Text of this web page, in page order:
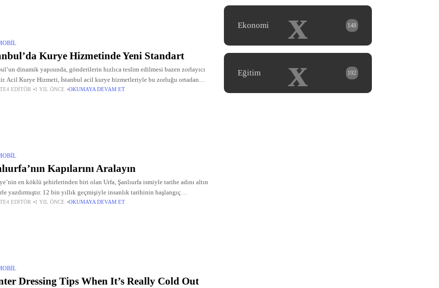
Kurye Hizmetinde Yeni Standart
dinamik yapısında, gönderilerin hızlıca teslim edilmesi bazen zorlayıcı
Acil Kurye Hizmeti, İstanbul acil kurye hizmetleriyle bu zorluğu ortadan
İstanbul moto kurye ile trafik engeline takılmadan hızlı çözümler
EDITÖR 1 YIL ÖNCE OKUMAYA DEVAM ET
Kapılarını Aralayın
en köklü şehirlerinden biri olan Urfa, Şanlıurfa ismiyle tarihe adını altın
yazdırmıştır. 12 bin yıllık geçmişiyle insanlık tarihinin başlangıç
biri kabul edilen Urfa, Göbeklitepe gibi arkeolojik hazineleriyle
EDITÖR 1 YIL ÖNCE OKUMAYA DEVAM ET
Dressing Tips When It’s Really Cold Out
x
Ekonomi 148
x
Eğitim 192